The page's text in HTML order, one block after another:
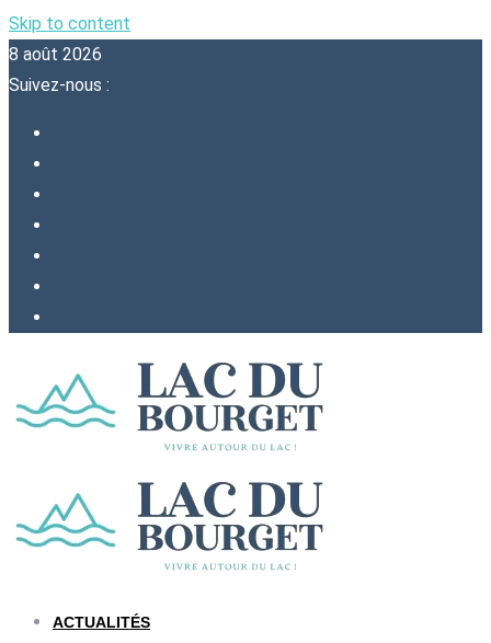
Skip to content
8 août 2026
Suivez-nous :
ACTUALITÉS